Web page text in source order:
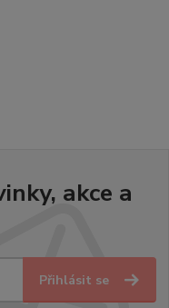
akce a
Přihlásit se